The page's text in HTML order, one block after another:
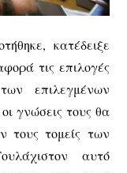
κατέδειξε
τις επιλογές
επιλεγμένων
γνώσεις τους θα
τους τομείς των
αυτό